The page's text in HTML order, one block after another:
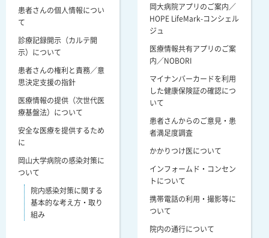
患者さんの個人情報につい
て
診療記録開示（カルテ開
示）について
患者さんの権利と責務／意
思決定支援の指針
医療情報の提供（次世代医
療基盤法）について
安全な医療を提供するため
に
岡山大学病院の感染対策に
ついて
院内感染対策に関する
基本的な考え方・取り
組み
岡大病院アプリのご案内／
HOPE LifeMark-コンシェル
ジュ
医療情報共有アプリのご案
内／NOBORI
マイナンバーカードを利用
した健康保険証の確認につ
いて
患者さんからのご意見・患
者満足度調査
かかりつけ医について
インフォームド・コンセン
トについて
携帯電話の利用・撮影等に
ついて
院内の通行について